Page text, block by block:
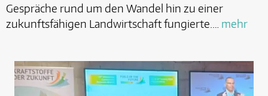
Gespräche rund um den Wandel hin zu einer
zukunftsfähigen Landwirtschaft fungierte.… mehr